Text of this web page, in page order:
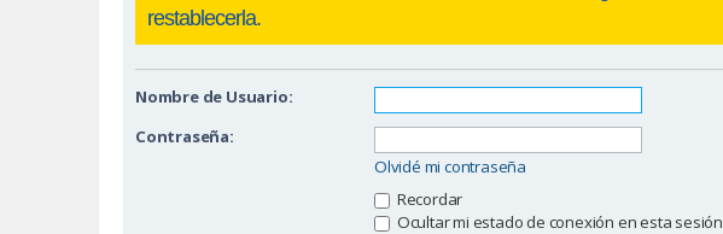
Nombre de Usuario:
Contraseña:
Olvidé mi contraseña
Recordar
Ocultar mi estado de conexión en esta sesión